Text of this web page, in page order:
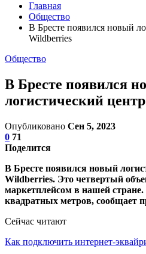
Главная
Общество
В Бресте появился новый
Wildberries
Общество
В Бресте появился
логистический
Опубликовано Сен 5, 2023
0 71
Поделится
В Бресте появился новый
Wildberries. Это четвертый
маркетплейсом в нашей
квадратных метров, сообщает
Сейчас читают
Как подключить интернет-